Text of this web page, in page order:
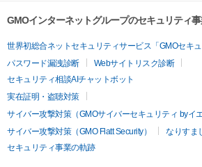
GMOインターネットグループのセキュリティ
世界初総合ネットセキュリティサービス「GMOセキュ
パスワード漏洩診断
Webサイトリスク診断
セキュリティ相談AIチャットボット
実在証明・盗聴対策
サイバー攻撃対策（GMOサイバーセキュリティ byイエ
サイバー攻撃対策（GMO Flatt Security）
なりすま
セキュリティ事業の軌跡